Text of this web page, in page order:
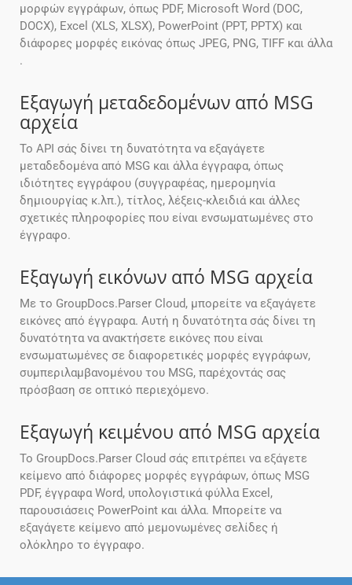
μορφών εγγράφων, όπως PDF, Microsoft Word (DOC,
DOCX), Excel (XLS, XLSX), PowerPoint (PPT, PPTX) και
διάφορες μορφές εικόνας όπως JPEG, PNG, TIFF και άλλα
.
Εξαγωγή μεταδεδομένων από MSG
αρχεία
Το API σάς δίνει τη δυνατότητα να εξαγάγετε
μεταδεδομένα από MSG και άλλα έγγραφα, όπως
ιδιότητες εγγράφου (συγγραφέας, ημερομηνία
δημιουργίας κ.λπ.), τίτλος, λέξεις-κλειδιά και άλλες
σχετικές πληροφορίες που είναι ενσωματωμένες στο
έγγραφο.
Εξαγωγή εικόνων από MSG αρχεία
Με το GroupDocs.Parser Cloud, μπορείτε να εξαγάγετε
εικόνες από έγγραφα. Αυτή η δυνατότητα σάς δίνει τη
δυνατότητα να ανακτήσετε εικόνες που είναι
ενσωματωμένες σε διαφορετικές μορφές εγγράφων,
συμπεριλαμβανομένου του MSG, παρέχοντάς σας
πρόσβαση σε οπτικό περιεχόμενο.
Εξαγωγή κειμένου από MSG αρχεία
Το GroupDocs.Parser Cloud σάς επιτρέπει να εξάγετε
κείμενο από διάφορες μορφές εγγράφων, όπως MSG
PDF, έγγραφα Word, υπολογιστικά φύλλα Excel,
παρουσιάσεις PowerPoint και άλλα. Μπορείτε να
εξαγάγετε κείμενο από μεμονωμένες σελίδες ή
ολόκληρο το έγγραφο.